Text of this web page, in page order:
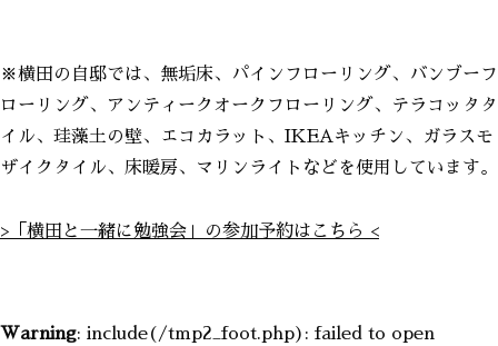
※横田の自邸では、無垢床、パインフローリング、バンブーフ
ローリング、アンティークオークフローリング、テラコッタタ
イル、珪藻土の壁、エコカラット、IKEAキッチン、ガラスモ
ザイクタイル、床暖房、マリンライトなどを使用しています。
>「横田と一緒に勉強会」の参加予約はこちら <
Warning: include(/tmp2_foot.php): failed to open